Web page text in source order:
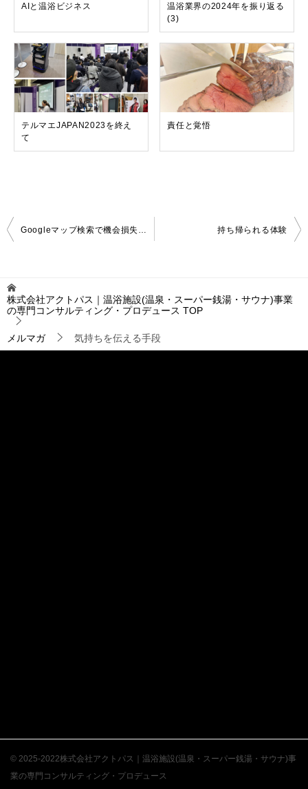
AIと温浴ビジネス
温浴業界の2024年を振り返る
(3)
テルマエJAPAN2023を終え
て
責任と覚悟
投
稿
ゲ
ー
シ
ョ
ン
Googleマップ検索で機会損失？サブカテゴリ設定の重要性 持ち帰られる体験
株式会社アクトパス｜温浴施設(温泉・スーパー銭湯・サウナ)事業
の専門コンサルティング・プロデュース TOP
メルマガ 気持ちを伝える手段
© 2025-2022株式会社アクトパス｜温浴施設(温泉・スーパー銭湯・サウナ)事
業の専門コンサルティング・プロデュース